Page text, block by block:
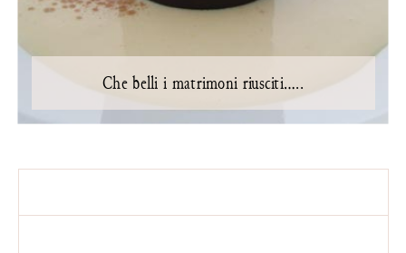
Che belli i matrimoni riusciti…..